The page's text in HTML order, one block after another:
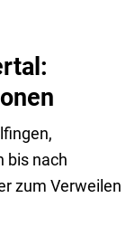
bis nach
zum Verweilen